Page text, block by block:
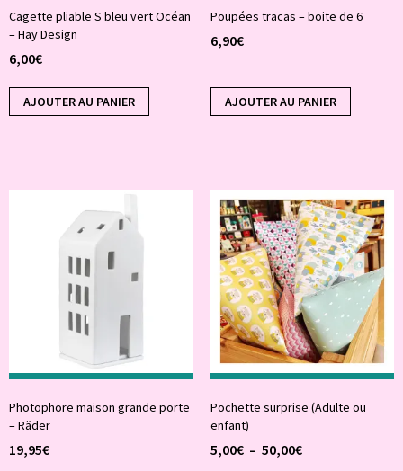
Cagette pliable S bleu vert Océan
– Hay Design
6,00€
AJOUTER AU PANIER
Poupées tracas – boite de 6
6,90€
AJOUTER AU PANIER
Photophore maison grande porte
– Räder
19,95€
Pochette surprise (Adulte ou
enfant)
5,00€ – 50,00€